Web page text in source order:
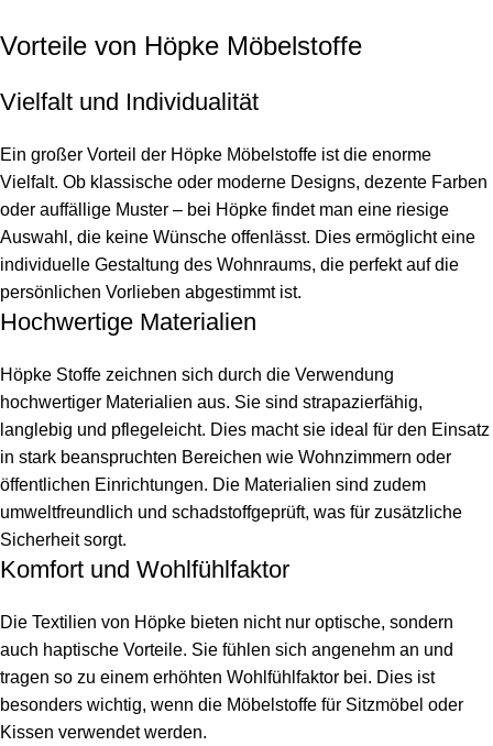
Vorteile von Höpke Möbelstoffe
Vielfalt und Individualität
Ein großer Vorteil der Höpke Möbelstoffe ist die enorme
Vielfalt. Ob klassische oder moderne Designs, dezente Farben
oder auffällige Muster – bei Höpke findet man eine riesige
Auswahl, die keine Wünsche offenlässt. Dies ermöglicht eine
individuelle Gestaltung des Wohnraums, die perfekt auf die
persönlichen Vorlieben abgestimmt ist.
Hochwertige Materialien
Höpke Stoffe zeichnen sich durch die Verwendung
hochwertiger Materialien aus. Sie sind strapazierfähig,
langlebig und pflegeleicht. Dies macht sie ideal für den Einsatz
in stark beanspruchten Bereichen wie Wohnzimmern oder
öffentlichen Einrichtungen. Die Materialien sind zudem
umweltfreundlich und schadstoffgeprüft, was für zusätzliche
Sicherheit sorgt.
Komfort und Wohlfühlfaktor
Die Textilien von Höpke bieten nicht nur optische, sondern
auch haptische Vorteile. Sie fühlen sich angenehm an und
tragen so zu einem erhöhten Wohlfühlfaktor bei. Dies ist
besonders wichtig, wenn die Möbelstoffe für Sitzmöbel oder
Kissen verwendet werden.